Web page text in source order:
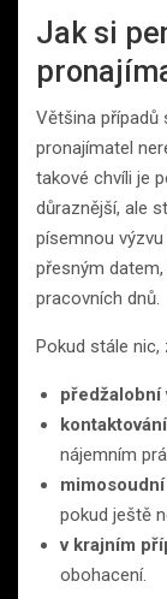
Jak si
Většina případů
pronajímatel
takové chvíli je
důraznější, ale
písemnou
přesným
pracovních dnů.
Pokud stále nic,
předžalobní
nájemním
pokud ještě
v krajním
obohacení.